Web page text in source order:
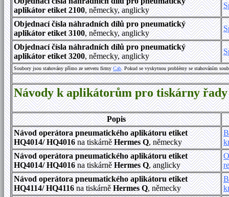
aplikátor etiket 2100, německy, anglicky
Objednací čísla náhradních dílů pro pneumatický
aplikátor etiket 3100, německy, anglicky
Objednací čísla náhradních dílů pro pneumatický
aplikátor etiket 3200, německy, anglicky
Soubory jsou stahovány přímo ze serveru firmyCab. Pokud se vyskytnou problémy se stahováním
Návody k aplikátorům pro tiskárny
Popis
Návod operátora pneumatického aplikátoru etiket
HQ4014/ HQ4016na tiskárněHermes Q, německy
Návod operátora pneumatického aplikátoru etiket
HQ4014/ HQ4016na tiskárněHermes Q, anglicky
Návod operátora pneumatického aplikátoru etiket
HQ4114/ HQ4116na tiskárněHermes Q, německy